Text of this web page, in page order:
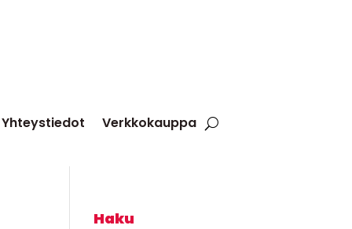
Yhteystiedot Verkkokauppa
Haku